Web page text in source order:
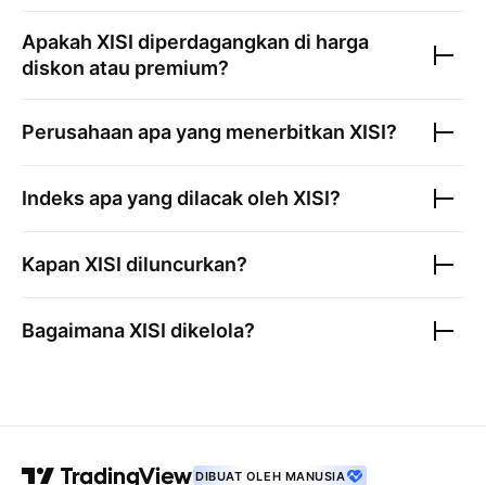
Apakah XISI diperdagangkan di harga
diskon atau premium?
Perusahaan apa yang menerbitkan XISI?
Indeks apa yang dilacak oleh XISI?
Kapan XISI diluncurkan?
BagaimanaXISI dikelola?
DIBUAT OLEH MANUSIA